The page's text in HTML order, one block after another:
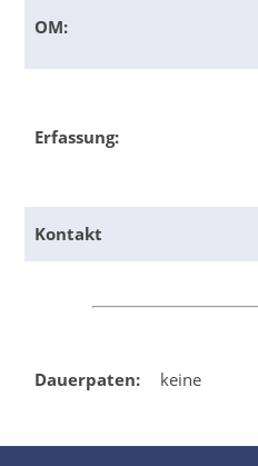
OM:
Erfassung:
Kontakt
Dauerpaten: keine